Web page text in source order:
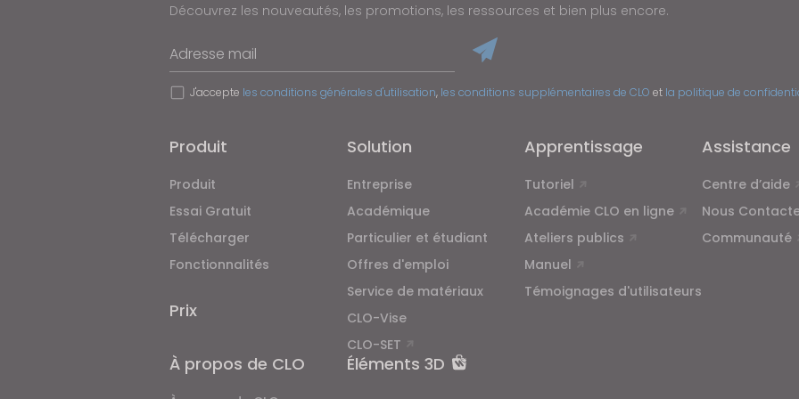
Découvrez les nouveautés, les promotions, les ressources et bien plus encore.
Adresse mail
J'accepte les conditions générales d'utilisation, les conditions supplémentaires de CLO et la politique de
Produit
Produit
Essai Gratuit
Télécharger
Fonctionnalités
Prix
Solution
Entreprise
Académique
Particulier et étudiant
Offres d'emploi
Service de matériaux
CLO-Vise
CLO-SET
Apprentissage
Tutoriel
Académie CLO en ligne
Ateliers publics
Manuel
Témoignages d'utilisateurs
Assistance
Centre d’aide
Nous
Communauté
À propos de CLO Éléments 3D